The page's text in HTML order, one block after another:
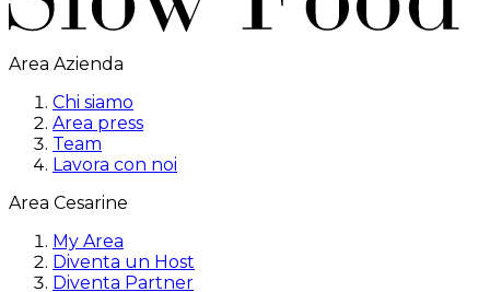
Area Azienda
Chi siamo
Area press
Team
Lavora con noi
Area Cesarine
My Area
Diventa un Host
Diventa Partner